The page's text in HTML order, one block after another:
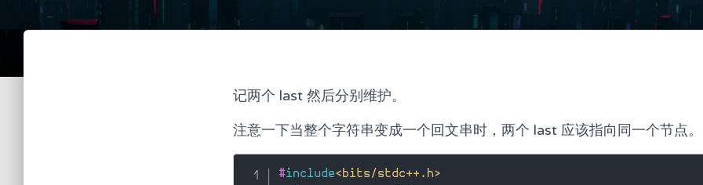
记两个 last 然后分别维护。
注意一下当整个字符串变成一个回文串时，两个 last 应该指向同一个节点。
#include<bits/stdc++.h>